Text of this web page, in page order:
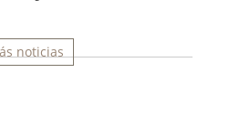
noticias